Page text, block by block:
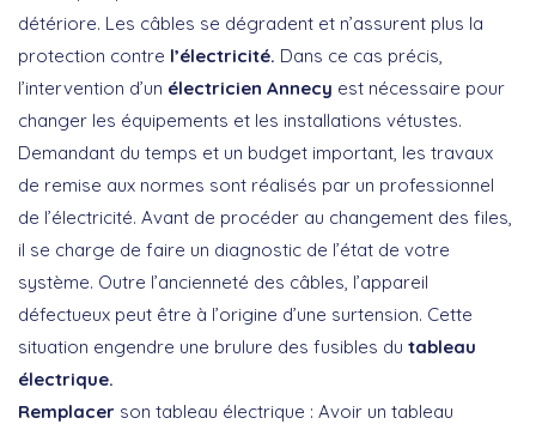
détériore. Les câbles se dégradent et n’assurent plus la
protection contre l’électricité. Dans ce cas précis,
l’intervention d’un électricien Annecy est nécessaire pour
changer les équipements et les installations vétustes.
Demandant du temps et un budget important, les travaux
de remise aux normes sont réalisés par un professionnel
de l’électricité. Avant de procéder au changement des files,
il se charge de faire un diagnostic de l’état de votre
système. Outre l’ancienneté des câbles, l’appareil
défectueux peut être à l’origine d’une surtension. Cette
situation engendre une brulure des fusibles du tableau
électrique.
Remplacer son tableau électrique : Avoir un tableau